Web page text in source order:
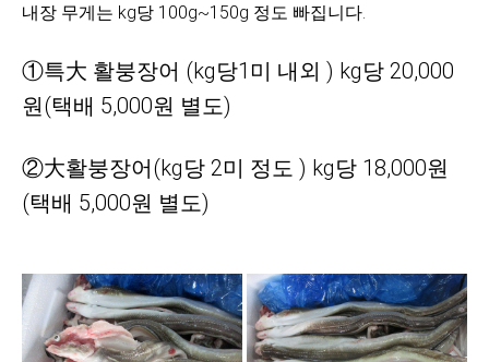
내장 무게는 kg당 100g~150g 정도 빠집니다.
①특大 활붕장어 (kg당1미 내외 ) kg당 20,000
원(택배 5,000원 별도)
②大활붕장어(kg당 2미 정도 ) kg당 18,000원
(택배 5,000원 별도)